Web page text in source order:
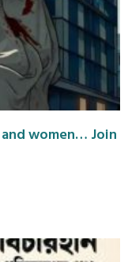
women… Join